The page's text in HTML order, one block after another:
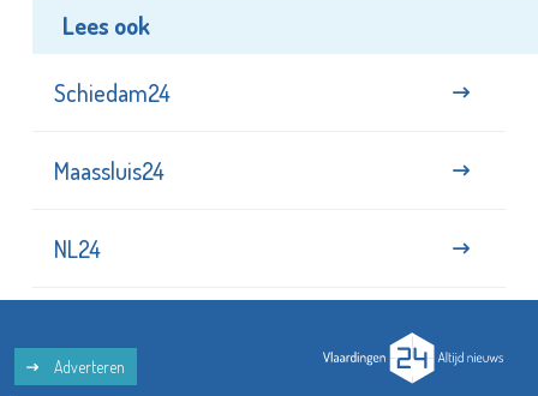
Lees ook
Schiedam24
Maassluis24
NL24
Adverteren